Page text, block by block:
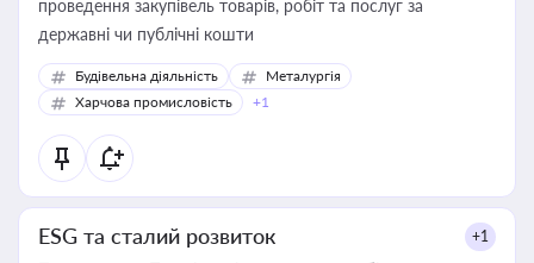
проведення закупівель товарів, робіт та послуг за
державні чи публічні кошти
Будівельна діяльність
Металургія
Харчова промисловість
+1
ESG та сталий розвиток +1